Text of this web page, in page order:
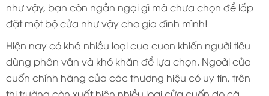
như vậy, bạn còn ngần ngại gì mà chưa chọn để lắp
đặt một bộ cửa như vậy cho gia đình mình!
Hiện nay có khá nhiều loại cua cuon khiến người tiêu
dùng phân vân và khó khăn để lựa chọn. Ngoài cửa
cuốn chính hãng của các thương hiệu có uy tín, trên